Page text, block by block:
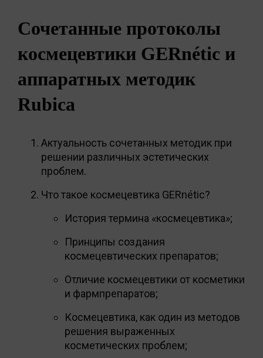
Сочетанные протоколы
космецевтики GERnétic и
аппаратных методик
Rubica
Актуальность сочетанных методик при
решении различных эстетических
проблем.
Что такое космецевтика GERnétic?
История термина «космецевтика»;
Принципы создания
космецевтических препаратов;
Отличие космецевтики от косметики
и фармпрепаратов;
Космецевтика, как один из методов
решения выраженных
косметических проблем;